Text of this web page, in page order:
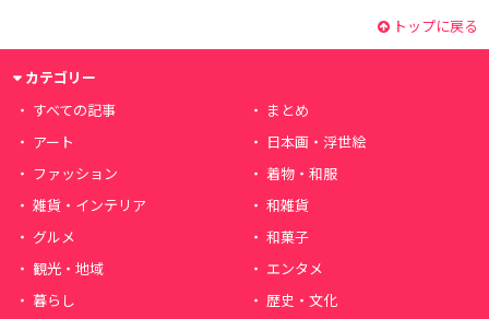
トップに戻る
カテゴリー
すべての記事
まとめ
アート
日本画・浮世絵
ファッション
着物・和服
雑貨・インテリア
和雑貨
グルメ
和菓子
観光・地域
エンタメ
暮らし
歴史・文化